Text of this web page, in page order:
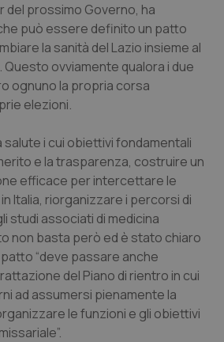
coronaropatie
del prossimo Governo, ha
può essere definito un patto
la sanità del Lazio insieme al
ovviamente qualora i due
ognuno la propria corsa
elezioni.
salute i cui obiettivi fondamentali
e la trasparenza, costruire un
efficace per intercettare le
Italia, riorganizzare i percorsi di
studi associati di medicina
non basta però ed è stato chiaro
“deve passare anche
del Piano di rientro in cui
ad assumersi pienamente la
le funzioni e gli obiettivi